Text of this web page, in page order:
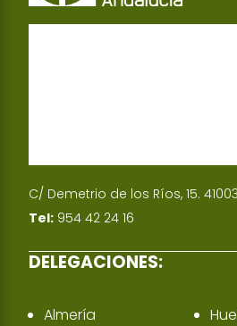
C/ Demetrio de los Ríos, 15.
Tel: 954 42 24 16
DELEGACIONES:
Almería